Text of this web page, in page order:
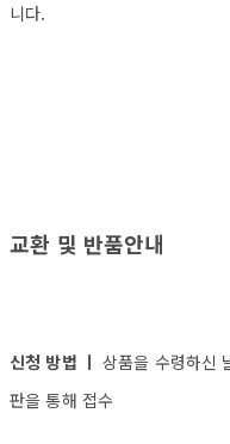
니다.
교환 및 반품안내
신청 방법 ㅣ상품을 수령하신
판을 통해 접수